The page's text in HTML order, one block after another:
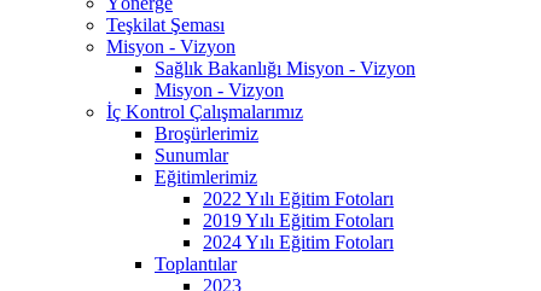
Teşkilat Şeması
Misyon - Vizyon
Sağlık Bakanlığı Misyon - Vizyon
Misyon - Vizyon
İç Kontrol Çalışmalarımız
Broşürlerimiz
Sunumlar
Eğitimlerimiz
2022 Yılı Eğitim Fotoları
2019 Yılı Eğitim Fotoları
2024 Yılı Eğitim Fotoları
Toplantılar
2023